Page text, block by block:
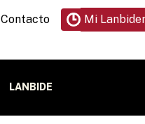
Contacto Mi
LANBIDE